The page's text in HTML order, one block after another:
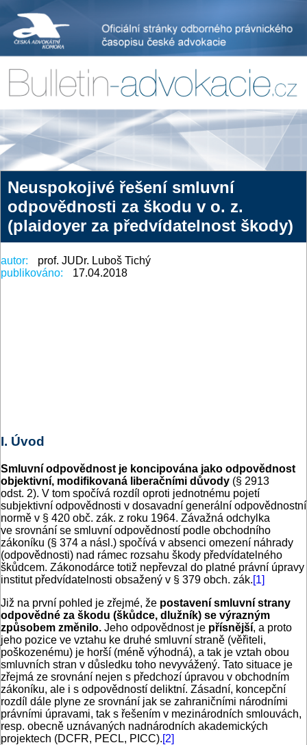
Neuspokojivé řešení smluvní
odpovědnosti za škodu v o. z.
(plaidoyer za předvídatelnost škody)
autor:
prof. JUDr. Luboš Tichý
publikováno:
17.04.2018
I. Úvod
Smluvní odpovědnost je koncipována jako odpovědnost
objektivní, modifikovaná liberačními důvody (§ 2913
odst. 2). V tom spočívá rozdíl oproti jednotnému pojetí
subjektivní odpovědnosti v dosavadní generální odpovědnostní
normě v § 420 obč. zák. z roku 1964. Závažná odchylka
ve srovnání se smluvní odpovědností podle obchodního
zákoníku (§ 374 a násl.) spočívá v absenci omezení náhrady
(odpovědnosti) nad rámec rozsahu škody předvídatelného
škůdcem. Zákonodárce totiž nepřevzal do platné právní úpravy
institut předvídatelnosti obsažený v § 379 obch. zák.[1]
Již na první pohled je zřejmé, že postavení smluvní strany
odpovědné za škodu (škůdce, dlužník) se výrazným
způsobem změnilo. Jeho odpovědnost je přísnější, a proto
jeho pozice ve vztahu ke druhé smluvní straně (věřiteli,
poškozenému) je horší (méně výhodná), a tak je vztah obou
smluvních stran v důsledku toho nevyvážený. Tato situace je
zřejmá ze srovnání nejen s předchozí úpravou v obchodním
zákoníku, ale i s odpovědností deliktní. Zásadní, koncepční
rozdíl dále plyne ze srovnání jak se zahraničními národními
právními úpravami, tak s řešením v mezinárodních smlouvách,
resp. obecně uznávaných nadnárodních akademických
projektech (DCFR, PECL, PICC).[2]